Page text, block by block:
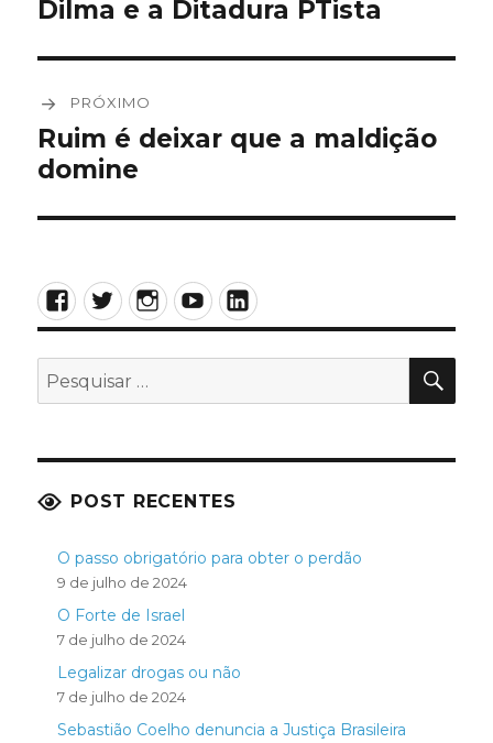
Post
Dilma e a Ditadura PTista
PRÓXIMO
Próximo
post:
Ruim é deixar que a maldição
domine
Facebook
TwitterInstagram
YouTubeLinkedIn
Pesquisar
POST RECENTES
O passo obrigatório para obter o perdão
9 de julho de 2024
O Forte de Israel
7 de julho de 2024
Legalizar drogas ou não
7 de julho de 2024
Sebastião Coelho denuncia a Justiça Brasileira